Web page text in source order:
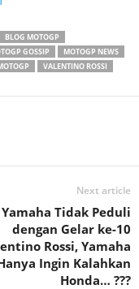
BLOG MOTOGP
GOSSIP
MOTOGP NEWS
VALENTINO ROSSI
Next article
Yamaha Tidak Peduli
dengan Gelar ke-10
Rossi, Yamaha
Ingin Kalahkan
Honda… ???